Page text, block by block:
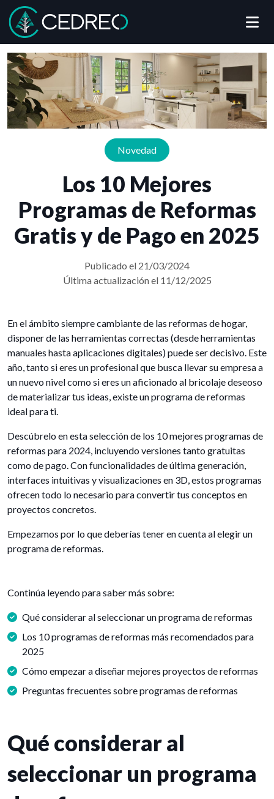
Cedreo
Los 10 Mejores
Programas de Reformas
Gratis y de Pago en 2025
Publicado el 21/03/2024
Última actualización el 11/12/2025
Novedad
En el ámbito siempre cambiante de las reformas de hogar,
disponer de las herramientas correctas (desde herramientas
manuales hasta aplicaciones digitales) puede ser decisivo. Este
año, tanto si eres un profesional que busca llevar su empresa a
un nuevo nivel como si eres un aficionado al bricolaje deseoso
de materializar tus ideas, existe un programa de reformas
ideal para ti.
Descúbrelo en esta selección de los 10 mejores programas de
reformas para 2024, incluyendo versiones tanto gratuitas
como de pago. Con funcionalidades de última generación,
interfaces intuitivas y visualizaciones en 3D, estos programas
ofrecen todo lo necesario para convertir tus conceptos en
proyectos concretos.
Empezamos por lo que deberías tener en cuenta al elegir un
programa de reformas.
Continúa leyendo para saber más sobre:
Qué considerar al seleccionar un programa de reformas
Los 10 programas de reformas más recomendados para
2025
Cómo empezar a diseñar mejores proyectos de reformas
Preguntas frecuentes sobre programas de reformas
Qué considerar al
seleccionar un programa